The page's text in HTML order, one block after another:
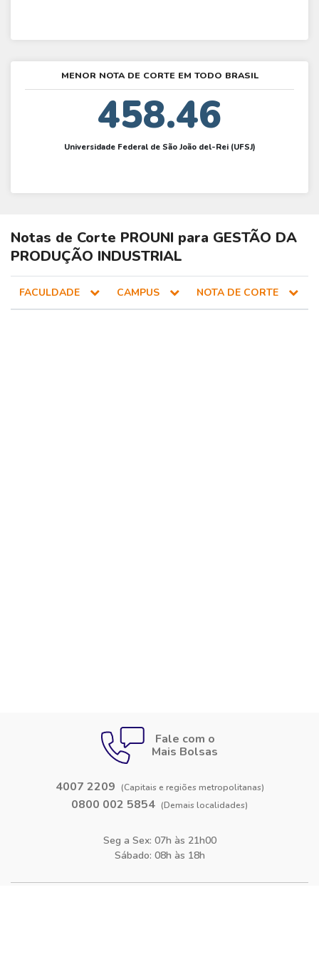
MENOR NOTA DE CORTE EM TODO BRASIL
458.46
Universidade Federal de São João del-Rei (UFSJ)
Notas de Corte PROUNI para GESTÃO DA
PRODUÇÃO INDUSTRIAL
FACULDADE CAMPUS NOTA DE CORTE
Fale com o
Mais Bolsas
4007 2209 (Capitais e regiões metropolitanas)
0800 002 5854 (Demais localidades)
Seg a Sex: 07h às 21h00
Sábado: 08h às 18h